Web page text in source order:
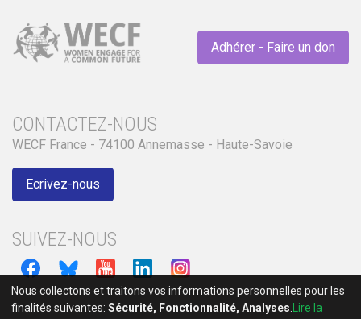
Adhérer - Faire un don
CONTACTEZ-NOUS
WECF France - 74100 Annemasse - Haute-Savoie
Ecrivez-nous
SUIVEZ-NOUS
Nous collectons et traitons vos informations personnelles pour les
finalités suivantes: Sécurité, Fonctionnalité, Analyses
Lire la